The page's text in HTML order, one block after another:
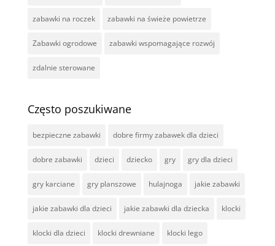
zabawki na roczek zabawki na świeże powietrze
Zabawki ogrodowe zabawki wspomagające rozwój
zdalnie sterowane
Często poszukiwane
bezpieczne zabawki dobre firmy zabawek dla dzieci
dobre zabawki dzieci dziecko gry gry dla dzieci
gry karciane gry planszowe hulajnoga jakie zabawki
jakie zabawki dla dzieci jakie zabawki dla dziecka klocki
klocki dla dzieci klocki drewniane klocki lego